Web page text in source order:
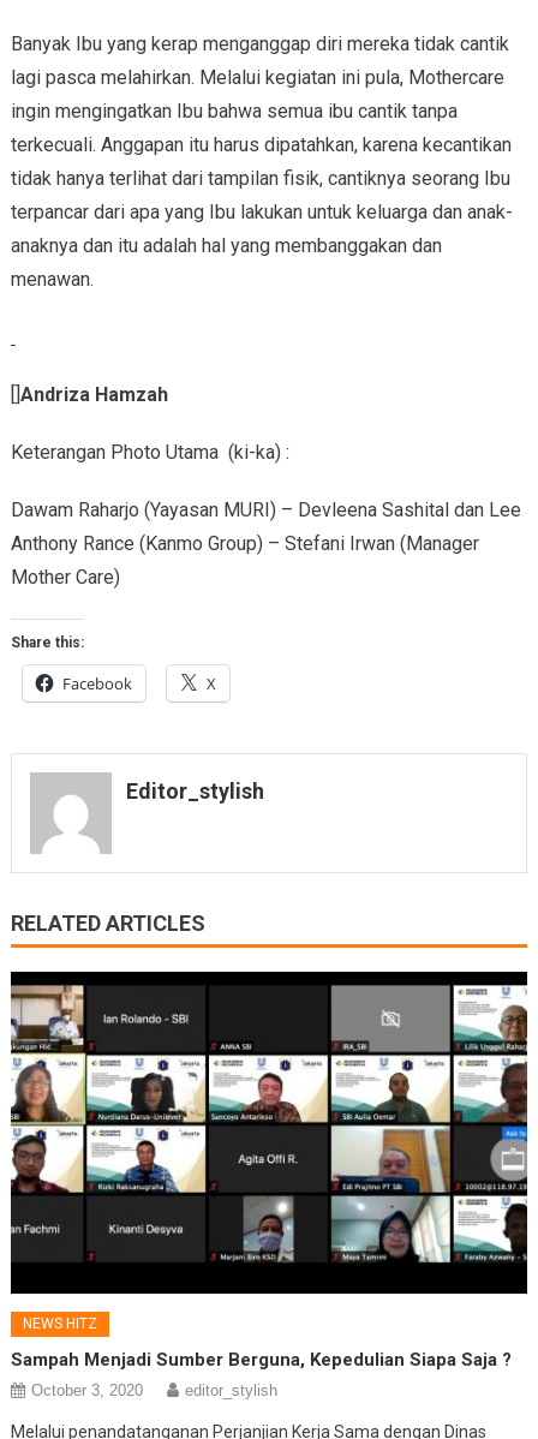
Banyak Ibu yang kerap menganggap diri mereka tidak cantik
lagi pasca melahirkan. Melalui kegiatan ini pula, Mothercare
ingin mengingatkan Ibu bahwa semua ibu cantik tanpa
terkecuali. Anggapan itu harus dipatahkan, karena kecantikan
tidak hanya terlihat dari tampilan fisik, cantiknya seorang Ibu
terpancar dari apa yang Ibu lakukan untuk keluarga dan anak-
anaknya dan itu adalah hal yang membanggakan dan
menawan.
[]Andriza Hamzah
Keterangan Photo Utama (ki-ka) :
Dawam Raharjo (Yayasan MURI) – Devleena Sashital dan Lee
Anthony Rance (Kanmo Group) – Stefani Irwan (Manager
Mother Care)
Share this:
Facebook X
Editor_stylish
RELATED ARTICLES
NEWS HITZ
Sampah Menjadi Sumber Berguna, Kepedulian Siapa Saja ?
October 3, 2020 editor_stylish
Melalui penandatanganan Perjanjian Kerja Sama dengan Dinas